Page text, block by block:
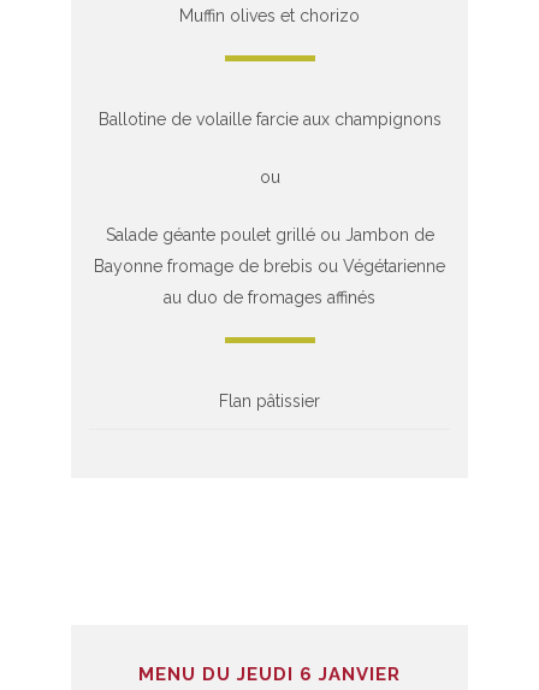
Muffin olives et chorizo
Ballotine de volaille farcie aux champignons
ou
Salade géante poulet grillé ou Jambon de
Bayonne fromage de brebis ou Végétarienne
au duo de fromages affinés
Flan pâtissier
MENU DU JEUDI 6 JANVIER